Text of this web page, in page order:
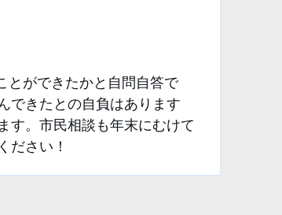
ができたかと自問自答で
できたとの自負はあります
す。市民相談も年末にむけて
ださい！